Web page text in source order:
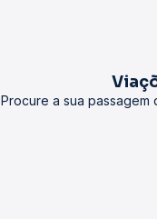
Procure a sua